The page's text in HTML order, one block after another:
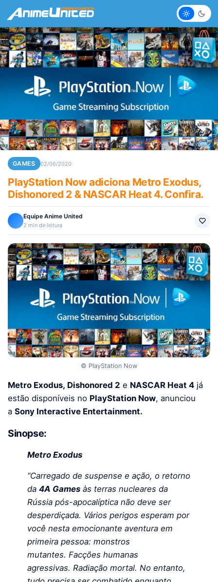
Claro
GAMES 02/06/2020
PlayStation Now adiciona Metro Exodus,
Dishonored 2 & NASCAR Heat 4. Confira.
Equipe Anime United
2 min de leitura
© PlayStation Now
Metro Exodus, Dishonored 2 e NASCAR Heat 4 já
estão disponíveis no PlayStation Now, anunciou
a Sony Interactive Entertainment.
Sinopse:
Metro Exodus
“Carregado de suspense e ação, o retorno
da 4A Games às terras nucleares da
Rússia pós-apocalíptica não deve ser
desperdiçada. Vários perigos esperam por
você nesta emocionante aventura em
primeira pessoa: monstros
mutantes. Facções humanas
agressivas. Radiação mortal. No entanto,